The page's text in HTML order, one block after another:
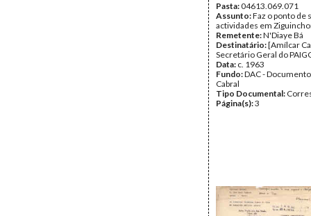
Pasta:04613.069.071
Assunto:Faz o ponto de
actividades em
Remetente:N'Diaye Bá
Destinatário:[Amílcar
Secretário Geral do
Data: c. 1963
Fundo:DAC -
Cabral
Tipo Documental:
Página(s):3